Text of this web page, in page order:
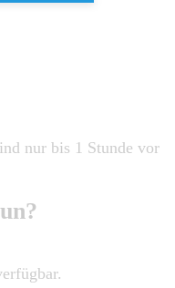
nur bis 1 Stunde vor